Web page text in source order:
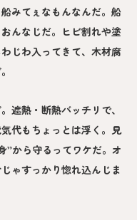
みてぇなもんなんだ。船
んなじだ。ヒビ割れや塗
じわ入ってきて、木材腐
遮熱・断熱バッチリで、
代もちょっとは浮く。見
”から守るってワケだ。オ
ゃすっかり惚れ込んじま